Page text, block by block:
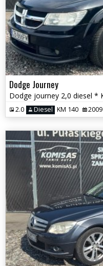
Dodge Journey
2.0 Diesel KM 140 2009